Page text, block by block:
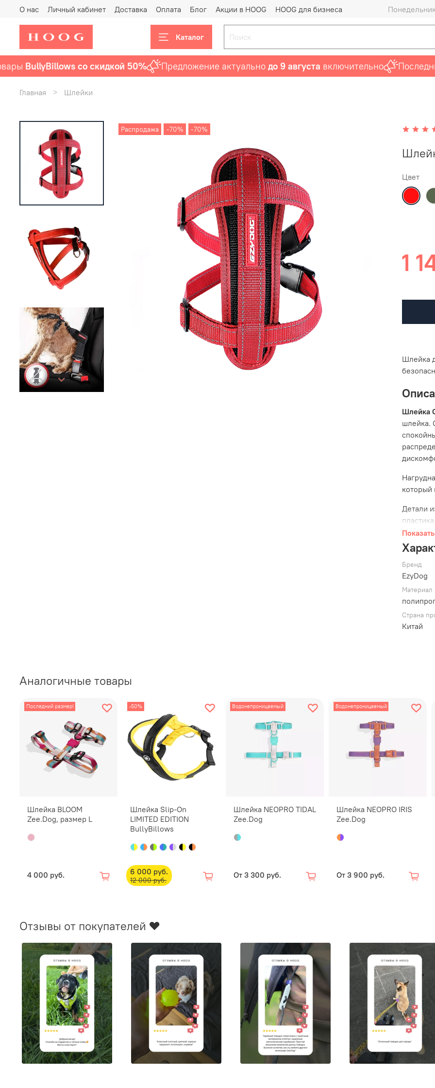
О нас Личный кабинет Доставка Оплата Блог Акции в HOOG HOOG для бизнеса
Каталог
BullyBillows со скидкой 50% Предложение актуальнодо 9 августавключительно Последний
Главная Шлейки
Распродажа -70% -70%
Цвет
1
Шлейка
Шлейка
шлейка.
который
Детали
погоду.
В
ремень
1.
3.
собакой
Видео
Бренд
EzyDog
Материал
Страна
Китай
Аналогичные товары
Последний размер!
Шлейка BLOOM
Zee.Dog, размер L
4 000 руб.
-50%
Шлейка Slip-On
LIMITED EDITION
BullyBillows
6 000 руб.
12 000 руб.
Водонепроницаемый
Шлейка NEOPRO TIDAL
Zee.Dog
От 3 300 руб.
Водонепроницаемый
Шлейка NEOPRO IRIS
Zee.Dog
От 3 900 руб.
Отзывы от покупателей ❤️